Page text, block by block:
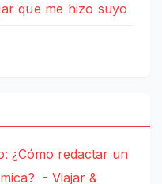
que me hizo suyo
¿Cómo redactar un
- Viajar &